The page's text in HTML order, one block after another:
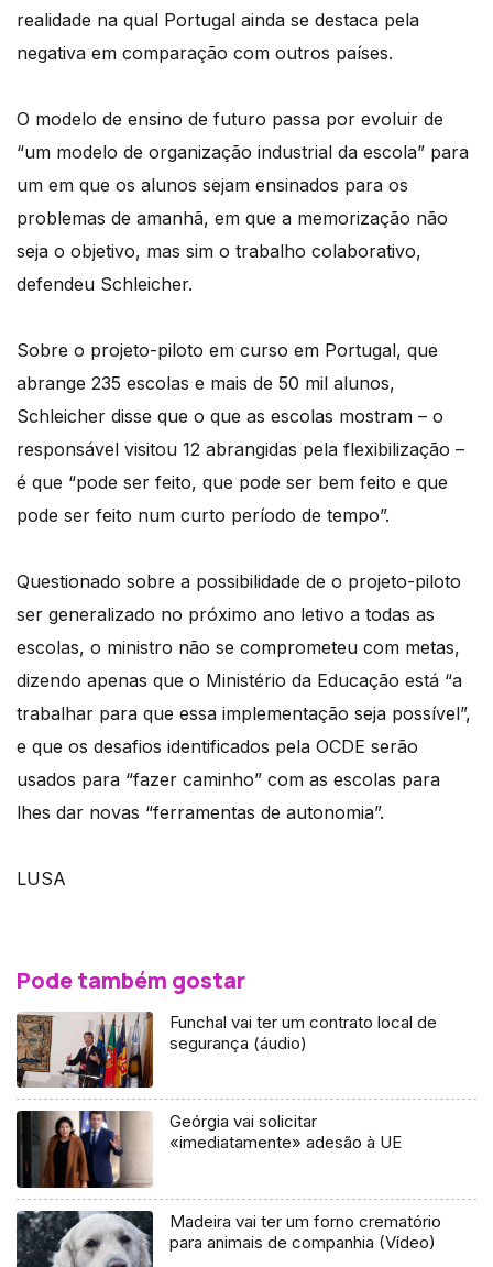
realidade na qual Portugal ainda se destaca pela
negativa em comparação com outros países.
O modelo de ensino de futuro passa por evoluir de
“um modelo de organização industrial da escola” para
um em que os alunos sejam ensinados para os
problemas de amanhã, em que a memorização não
seja o objetivo, mas sim o trabalho colaborativo,
defendeu Schleicher.
Sobre o projeto-piloto em curso em Portugal, que
abrange 235 escolas e mais de 50 mil alunos,
Schleicher disse que o que as escolas mostram – o
responsável visitou 12 abrangidas pela flexibilização –
é que “pode ser feito, que pode ser bem feito e que
pode ser feito num curto período de tempo”.
Questionado sobre a possibilidade de o projeto-piloto
ser generalizado no próximo ano letivo a todas as
escolas, o ministro não se comprometeu com metas,
dizendo apenas que o Ministério da Educação está “a
trabalhar para que essa implementação seja possível”,
e que os desafios identificados pela OCDE serão
usados para “fazer caminho” com as escolas para
lhes dar novas “ferramentas de autonomia”.
LUSA
Pode também gostar
Funchal vai ter um contrato local de
segurança (áudio)
Geórgia vai solicitar
«imediatamente» adesão à UE
Madeira vai ter um forno crematório
para animais de companhia (Vídeo)